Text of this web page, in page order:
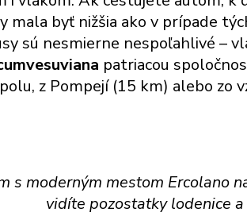
byť nižšia ako v prípade
sú nesmierne nespoľahlivé –
patriacou
z Pompejí (15 km) alebo zo
s moderným mestom Ercolano
vidíte pozostatky lodenice